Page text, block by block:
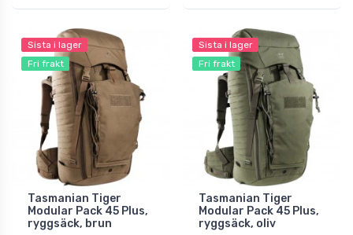
Sista i lager
Fri frakt
Tasmanian Tiger
Modular Pack 45 Plus,
ryggsäck, brun
Sista i lager
Fri frakt
Tasmanian Tiger
Modular Pack 45 Plus,
ryggsäck, oliv